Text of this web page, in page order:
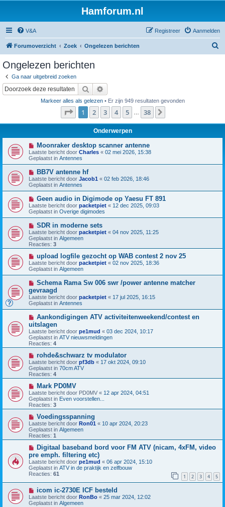
Hamforum.nl
V&A Aanmelden
Registreer
Forumoverzicht Zoek Ongelezen berichten
Ongelezen berichten
Ga naar uitgebreid zoeken
Zoek
Markeer alles als gelezen• Er zijn 949 resultaten gevonden
Pagina van 38
1 2 3 4 5 38
Onderwerpen
N
i
e
u
w
b
e
r
i
c
h
t
Moonraker desktop scanner antenne
Laatste bericht door Charles « 02 mei 2026, 15:38
Geplaatst in Antennes
N
i
e
u
w
b
e
r
i
c
h
t
BB7V antenne hf
Laatste bericht door Jacob1 « 02 feb 2026, 18:46
Geplaatst in Antennes
N
i
e
u
w
b
e
r
i
h
t
Geen audio in Digimode op Yaesu FT 891
Laatste bericht door packetpiet « 12 dec 2025, 09:03
Geplaatst in Overige digimodes
N
i
e
u
w
b
e
r
i
h
t
SDR in moderne sets
Laatste bericht door packetpiet « 04 nov 2025, 11:25
Geplaatst in Algemeen
Reacties: 3
N
i
e
u
w
b
e
r
i
c
t
upload logfile gezocht op WAB contest 2 nov 25
Laatste bericht door packetpiet « 02 nov 2025, 18:36
Geplaatst in Algemeen
N
e
u
w
b
e
r
i
c
h
t
Schema Rama Sw 006 swr /power antenne matcher
gevraagd
Laatste bericht door packetpiet « 17 jul 2025, 16:15
Geplaatst in Antennes
N
i
e
u
w
b
i
c
h
Aankondigingen ATV activiteitenweekend/contest en
uitslagen
Laatste bericht door pe1mud « 03 dec 2024, 10:17
Geplaatst in ATV nieuwsmeldingen
Reacties: 4
N
i
e
u
w
b
e
r
i
c
h
rohde&schwarz tv modulator
Laatste bericht door pf3db « 17 okt 2024, 09:10
Geplaatst in 70cm ATV
Reacties: 4
N
i
e
u
w
b
r
i
c
h
Mark PD0MV
Laatste bericht door PD0MV « 12 apr 2024, 04:51
Geplaatst in Even voorstellen...
Reacties: 3
N
i
e
u
w
b
e
r
i
c
h
t
Voedingsspanning
Laatste bericht door Ron01 « 10 apr 2024, 20:23
Geplaatst in Algemeen
Reacties: 1
N
e
u
w
b
e
c
Digitaal baseband bord voor FM ATV (nicam, 4xFM, video
pre emph. filtering etc)
Laatste bericht door pe1mud « 06 apr 2024, 15:10
Geplaatst in ATV in de praktijk en zelfbouw
Reacties: 61 1 2 3 4 5
N
i
e
icom ic-2730E ICF besteld
Laatste bericht door RonBo « 25 mar 2024, 12:02
Geplaatst in Algemeen